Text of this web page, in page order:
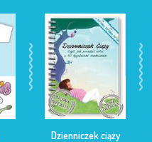
Dzienniczek ciąży